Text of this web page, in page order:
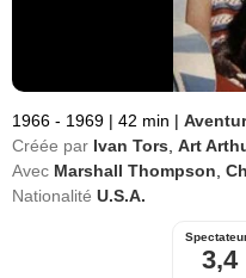
1966 - 1969 | 42 min |
Créée par Ivan Tors Art
Avec Marshall Thompson
Nationalité U.S.A.
3,4